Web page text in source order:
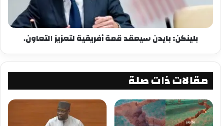
بلينكن: بايدن سيعقد قمة أفريقية لتعزيز التعاون.
مقالات ذات صلة